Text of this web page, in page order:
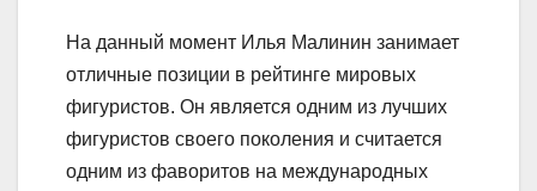
На данный момент Илья Малинин занимает
отличные позиции в рейтинге мировых
фигуристов. Он является одним из лучших
фигуристов своего поколения и считается
одним из фаворитов на международных